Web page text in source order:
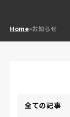
コラム
Home»お知らせ
全ての記事